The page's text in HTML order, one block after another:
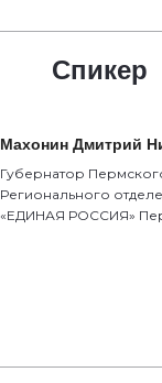
Спикер
Махонин Дмитрий
Губернатор
Регионального
«ЕДИНАЯ РОССИЯ»